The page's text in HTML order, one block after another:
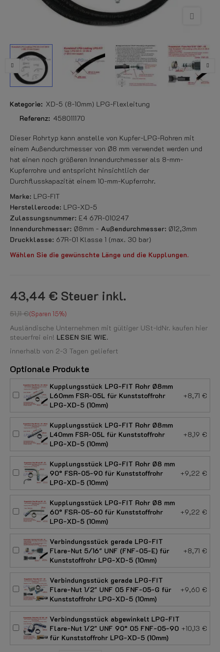
Kategorie: XD-5 (8-10mm) LPG-Flexleitung
Referenz: 458011170
Dieser Rohrtyp kann anstelle von Kupfer-LPG-Rohren mit
einem Außendurchmesser von Ø8 mm verwendet werden und
hat einen noch größeren Innendurchmesser als 8-mm-
Kupferrohre und entspricht hinsichtlich der
Durchflusskapazität einem 10-mm-Kupferrohr.
Marke: LPG-FIT
Herstellercode: LPG-XD-5
Zulassungsnummer: E4 67R-010247
Innendurchmesser: Ø8mm - Außendurchmesser: Ø12,3mm
Druckklasse: 67R-01 Klasse 1 (max. 30 bar)
Wählen Sie die gewünschte Länge und die Kupplungen.
43,44 € Steuer inkl.
51,11 € Sparen 15%
Ausländische Unternehmen mit gültiger USt-IdNr. kaufen hier
steuerfrei ein! LESEN SIE WIE.
innerhalb von 2-3 Tagen geliefert
Optionale Produkte
Kupplungsstück LPG-FIT Rohr Ø8mm
L60mm FSR-05L für Kunststoffrohr
LPG-XD-5 (10mm)
+8,71 €
Kupplungsstück LPG-FIT Rohr Ø8mm
L40mm FSR-05L für Kunststoffrohr
LPG-XD-5 (10mm)
+8,19 €
Kupplungsstück LPG-FIT Rohr Ø8 mm
90° FSR-05-90 für Kunststoffrohr
LPG-XD-5 (10mm)
+9,22 €
Kupplungsstück LPG-FIT Rohr Ø8 mm
60° FSR-05-60 für Kunststoffrohr
LPG-XD-5 (10mm)
+9,22 €
Verbindungsstück gerade LPG-FIT
Flare-Nut 5/16" UNF (FNF-05-E) für
Kunststoffrohr LPG-XD-5 (10mm)
+8,71 €
Verbindungsstück gerade LPG-FIT
Flare-Nut 1/2" UNF 05 FNF-05-G für
Kunststoffrohr LPG-XD-5 (10mm)
+9,60 €
Verbindungsstück abgewinkelt LPG-FIT
Flare-Nut 1/2" UNF 90° 05 FNF-05-90
für Kunststoffrohr LPG-XD-5 (10mm)
+10,13 €